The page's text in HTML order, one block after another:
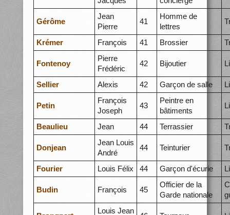
Gérôme
Jean
Pierre
41
Homme de
lettres
Krémer François 41 Brossier
Fontenoy
Pierre
Frédéric
42 Bijoutier
Sellier Alexis 42 Garçon de salle
Petin
François
Joseph
43
Peintre en
bâtiments
Beaulieu Jean 44 Terrassier
Donjean
Jean Louis
André
44 Teinturier
Fourier Louis Félix 44 Garçon d'écurie
Budin François 45
Officier de la
Garde nationale
Louis Jean